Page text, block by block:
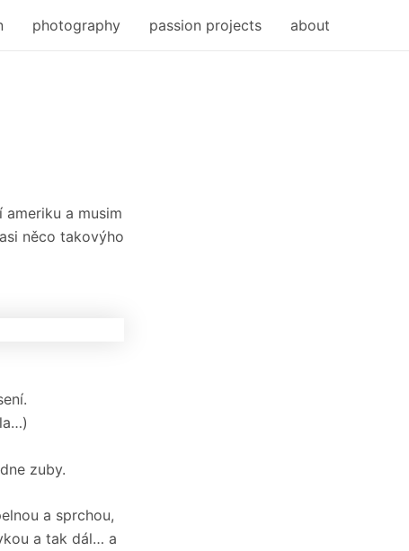
photography passion projects about
a musim
něco takovýho
zuby.
a sprchou,
a tak dál… a